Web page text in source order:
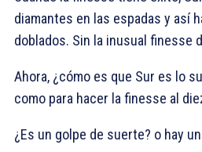
diamantes en las espadas y así
doblados. Sin la inusual finesse
Ahora, ¿cómo es que Sur es lo
como para hacer la finesse al
¿Es un golpe de suerte? o hay